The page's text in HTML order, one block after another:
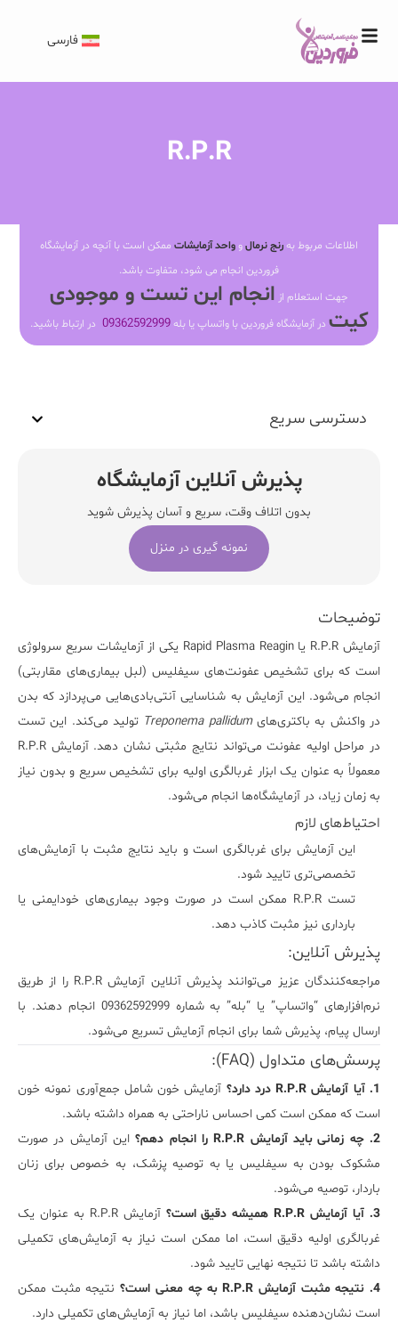
فارسی
R.P.R
اطلاعات مربوط بهرنج نرمالو واحد آزمایشات ممکن است با آنچه در آزمایشگاه
فروردین انجام می شود، متفاوت باشد.
جهت استعلام از انجام این تست و موجودی
کیت در آزمایشگاه فروردین با واتساپ یا بله09362592999 در ارتباط باشید.
توضیحات
آزمایش R.P.R یاRapid Plasma Reagin یکی از آزمایشات سریع سرولوژی
است که برای تشخیص عفونت‌های سیفلیس (لبل بیماری‌های مقاربتی)
انجام می‌شود. این آزمایش به شناسایی آنتی‌بادی‌هایی می‌پردازد که بدن
در واکنش به باکتری‌هایTreponema pallidum تولید می‌کند. این تست
در مراحل اولیه عفونت می‌تواند نتایج مثبتی نشان دهد. آزمایش R.P.R
معمولاً به عنوان یک ابزار غربالگری اولیه برای تشخیص سریع و بدون نیاز
به زمان زیاد، در آزمایشگاه‌ها انجام می‌شود.
احتیاط‌های لازم
این آزمایش برای غربالگری است و باید نتایج مثبت با آزمایش‌های
تخصصی‌تری تایید شود.
تست R.P.R ممکن است در صورت وجود بیماری‌های خودایمنی یا
بارداری نیز مثبت کاذب دهد.
پذیرش آنلاین:
مراجعه‌کنندگان عزیز می‌توانند پذیرش آنلاین آزمایش R.P.R را از طریق
نرم‌افزارهای “واتساپ” یا “بله” به شماره 09362592999 انجام دهند. با
ارسال پیام، پذیرش شما برای انجام آزمایش تسریع می‌شود.
پرسش‌های متداول (FAQ):
1. آیا آزمایش R.P.R درد دارد؟
آزمایش خون شامل جمع‌آوری نمونه خون
است که ممکن است کمی احساس ناراحتی به همراه داشته باشد.
2. چه زمانی باید آزمایش R.P.R را انجام دهم؟
این آزمایش در صورت
مشکوک بودن به سیفلیس یا به توصیه پزشک، به خصوص برای زنان
باردار، توصیه می‌شود.
3. آیا آزمایش R.P.R همیشه دقیق است؟
آزمایش R.P.R به عنوان یک
غربالگری اولیه دقیق است، اما ممکن است نیاز به آزمایش‌های تکمیلی
داشته باشد تا نتیجه نهایی تایید شود.
4. نتیجه مثبت آزمایش R.P.R به چه معنی است؟
نتیجه مثبت ممکن
است نشان‌دهنده سیفلیس باشد، اما نیاز به آزمایش‌های تکمیلی دارد.
دسترسی سریع
پذیرش آنلاین آزمایشگاه
بدون اتلاف وقت، سریع و آسان پذیرش شوید
نمونه گیری در منزل